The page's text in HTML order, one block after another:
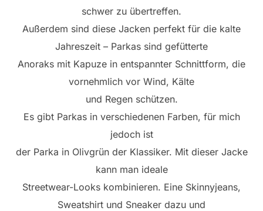
schwer zu übertreffen.
Außerdem sind diese Jacken perfekt für die kalte
Jahreszeit – Parkas sind gefütterte
Anoraks mit Kapuze in entspannter Schnittform, die
vornehmlich vor Wind, Kälte
und Regen schützen.
Es gibt Parkas in verschiedenen Farben, für mich
jedoch ist
der Parka in Olivgrün der Klassiker. Mit dieser Jacke
kann man ideale
Streetwear-Looks kombinieren. Eine Skinnyjeans,
Sweatshirt und Sneaker dazu und